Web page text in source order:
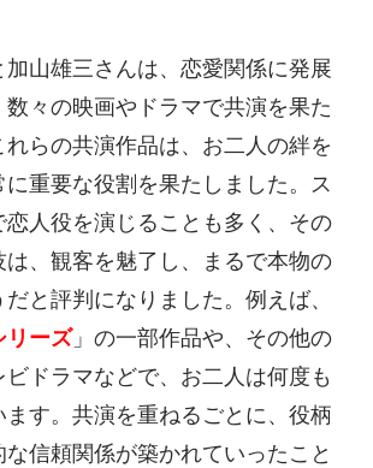
山雄三さんは、恋愛関係に発展
々の映画やドラマで共演を果た
れらの共演作品は、お二人の絆を
重要な役割を果たしました。ス
恋人役を演じることも多く、その
、観客を魅了し、まるで本物の
と評判になりました。例えば、
リーズ」の一部作品や、その他の
ドラマなどで、お二人は何度も
ます。共演を重ねるごとに、役柄
信頼関係が築かれていったこと